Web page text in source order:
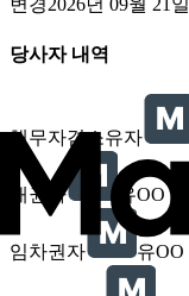
변경2026년 09월 21일
당사자 내역
채무자겸소유자
채권자 유OO
임차권자 유OO